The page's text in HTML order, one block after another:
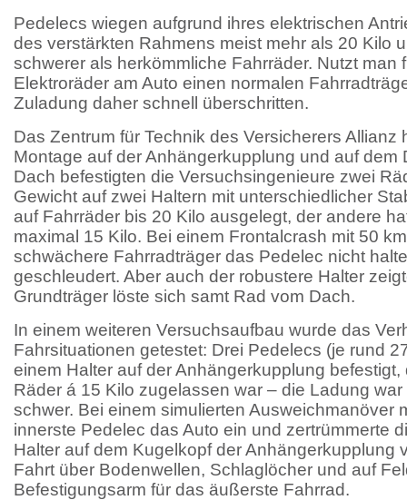
Pedelecs wiegen aufgrund ihres elektrischen
des verstärkten Rahmens meist mehr als 20 Kilo
schwerer als herkömmliche Fahrräder. Nutzt man
Elektroräder am Auto einen normalen
Zuladung daher schnell überschritten.
Das Zentrum für Technik des Versicherers Allianz
Montage auf der Anhängerkupplung und auf dem
Dach befestigten die Versuchsingenieure zwei
Gewicht auf zwei Haltern mit unterschiedlicher
auf Fahrräder bis 20 Kilo ausgelegt, der andere
maximal 15 Kilo. Bei einem Frontalcrash mit 50
schwächere Fahrradträger das Pedelec nicht
geschleudert. Aber auch der robustere Halter
Grundträger löste sich samt Rad vom Dach.
In einem weiteren Versuchsaufbau wurde das
Fahrsituationen getestet: Drei Pedelecs (je rund
einem Halter auf der Anhängerkupplung befestigt,
Räder á 15 Kilo zugelassen war – die Ladung
schwer. Bei einem simulierten Ausweichmanöver
innerste Pedelec das Auto ein und zertrümmerte
Halter auf dem Kugelkopf der Anhängerkupplung
Fahrt über Bodenwellen, Schlaglöcher und auf
Befestigungsarm für das äußerste Fahrrad.